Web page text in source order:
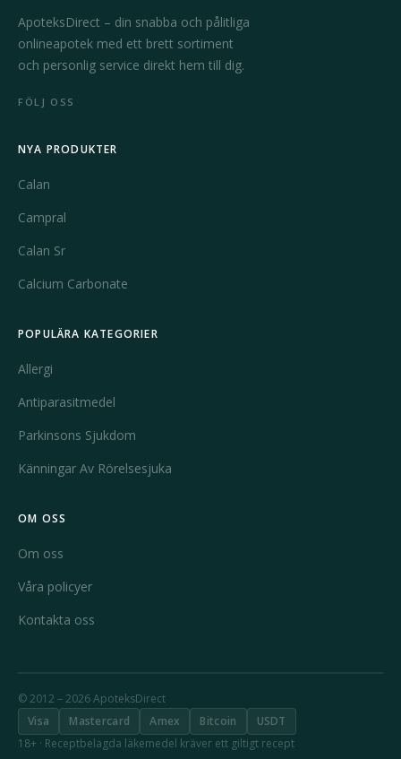
ApoteksDirect – din snabba och pålitliga
onlineapotek med ett brett sortiment
och personlig service direkt hem till dig.
FÖLJ OSS
NYA PRODUKTER
Calan
Campral
Calan Sr
Calcium Carbonate
POPULÄRA KATEGORIER
Allergi
Antiparasitmedel
Parkinsons Sjukdom
Känningar Av Rörelsesjuka
OM OSS
Om oss
Våra policyer
Kontakta oss
© 2012 – 2026 ApoteksDirect
Visa
Mastercard Amex Bitcoin
USDT
18+ · Receptbelagda läkemedel kräver ett giltigt recept